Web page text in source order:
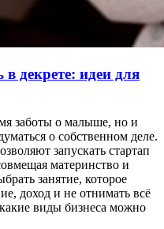
декрете: идеи для
заботы о малыше, но и
о собственном деле.
запускать стартап
материнство и
занятие, которое
доход и не отнимать всё
виды бизнеса можно